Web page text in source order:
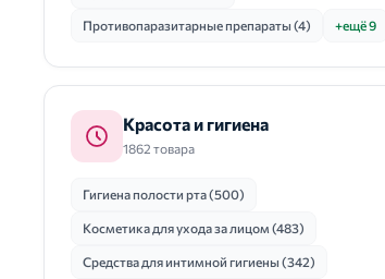
Противопаразитарные препараты (4) +ещё 9
Красота и гигиена
1862 товара
Гигиена полости рта (500)
Косметика для ухода за лицом (483)
Средства для интимной гигиены (342)